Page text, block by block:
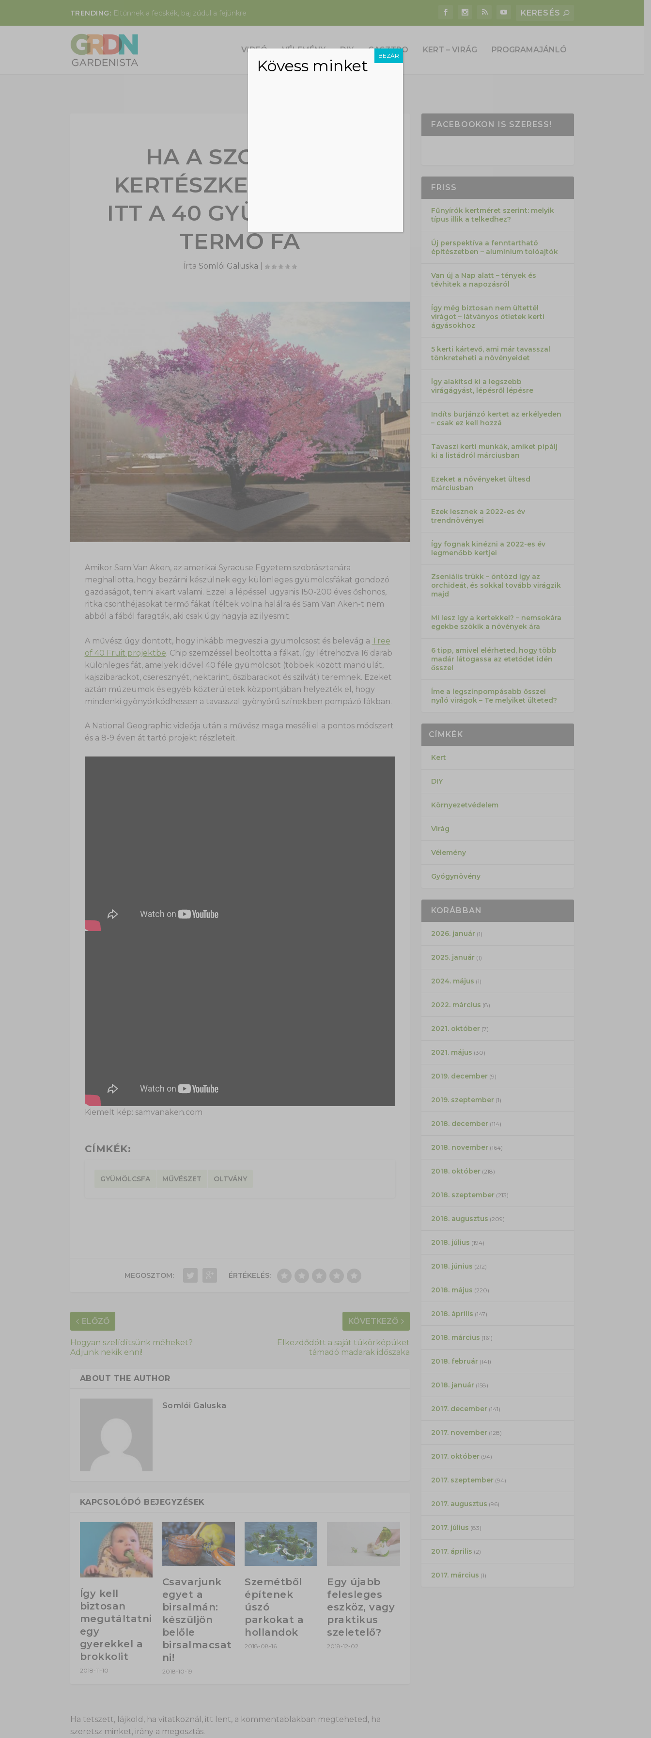
TRENDING: Eltűnnek a fecskék, baj zúdul a fejünkre
VIDEÓ VÉLEMÉNY DIY GASZTRO KERT – VIRÁG PROGRAMAJÁNLÓ
HA A SZOBRÁSZ
KERTÉSZKEDNI KEZD:
ITT A 40 GYÜMÖLCSÖT
TERMŐ FA
Írta Somlói Galuska
Amikor Sam Van Aken, az amerikai Syracuse Egyetem szobrásztanára
meghallotta, hogy bezárni készülnek egy különleges gyümölcsfákat gondozó
gazdaságot, tenni akart valami. Ezzel a lépéssel ugyanis 150-200 éves őshonos,
ritka csonthéjasokat termő fákat ítéltek volna halálra és Sam Van Aken-t nem
abból a fából faragták, aki csak úgy hagyja az ilyesmit.
A művész úgy döntött, hogy inkább megveszi a gyümölcsöst és belevág a Tree
of 40 Fruit projektbe. Chip szemzéssel beoltotta a fákat, így létrehozva 16 darab
különleges fát, amelyek idővel 40 féle gyümölcsöt (többek között mandulát,
kajszibarackot, cseresznyét, nektarint, őszibarackot és szilvát) teremnek. Ezeket
aztán múzeumok és egyéb közterületek központjában helyezték el, hogy
mindenki gyönyörködhessen a tavasszal gyönyörű színekben pompázó fákban.
A National Geographic videója után a művész maga meséli el a pontos módszert
és a 8-9 éven át tartó projekt részleteit.
Kiemelt kép: samvanaken.com
CÍMKÉK:
GYÜMÖLCSFA MŰVÉSZET OLTVÁNY
MEGOSZTOM: ÉRTÉKELÉS:
ELŐZŐ
Hogyan szelídítsünk méheket?
Adjunk nekik enni!
KÖVETKEZŐ
Elkezdődött a saját tükörképüket
támadó madarak időszaka
ABOUT THE AUTHOR
Somlói Galuska
KAPCSOLÓDÓ BEJEGYZÉSEK
Így kell
biztosan
megutáltatni
egy
gyerekkel a
brokkolit
2018-11-10
Csavarjunk
egyet a
birsalmán:
készüljön
belőle
birsalmacsat
ni!
2018-10-19
Szemétből
építenek
úszó
parkokat a
hollandok
2018-08-16
Egy újabb
felesleges
eszköz, vagy
praktikus
szeletelő?
2018-12-02
Ha tetszett, lájkold, ha vitatkoznál, itt lent, a kommentablakban megteheted, ha
szeretsz minket, irány a megosztás.
FACEBOOKON IS SZERESS!
FRISS
Fűnyírók kertméret szerint: melyik
típus illik a telkedhez?
Új perspektíva a fenntartható
építészetben – alumínium tolóajtók
Van új a Nap alatt – tények és
tévhitek a napozásról
Így még biztosan nem ültettél
virágot – látványos ötletek kerti
ágyásokhoz
5 kerti kártevő, ami már tavasszal
tönkreteheti a növényeidet
Így alakítsd ki a legszebb
virágágyást, lépésről lépésre
Indíts burjánzó kertet az erkélyeden
– csak ez kell hozzá
Tavaszi kerti munkák, amiket pipálj
ki a listádról márciusban
Ezeket a növényeket ültesd
márciusban
Ezek lesznek a 2022-es év
trendnövényei
Így fognak kinézni a 2022-es év
legmenőbb kertjei
Zseniális trükk – öntözd így az
orchideát, és sokkal tovább virágzik
majd
Mi lesz így a kertekkel? – nemsokára
egekbe szökik a növények ára
6 tipp, amivel elérheted, hogy több
madár látogassa az etetődet idén
ősszel
Íme a legszínpompásabb ősszel
nyíló virágok – Te melyiket ülteted?
CÍMKÉK
Kert
DIY
Környezetvédelem
Virág
Vélemény
Gyógynövény
KORÁBBAN
2026. január(1)
2025. január(1)
2024. május (1)
2022. március (8)
2021. október(7)
2021. május (30)
2019. december(9)
2019. szeptember(1)
2018. december(114)
2018. november(164)
2018. október(218)
2018. szeptember(213)
2018. augusztus (209)
2018. július (194)
2018. június (212)
2018. május (220)
2018. április (147)
2018. március (161)
2018. február(141)
2018. január(158)
2017. december(141)
2017. november(128)
2017. október(94)
2017. szeptember(94)
2017. augusztus (96)
2017. július (83)
2017. április (2)
2017. március (1)
Kövess minket
BEZÁR